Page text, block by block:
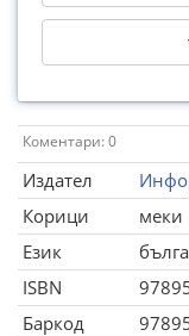
Коментари: 0
Издател
Корици
меки
Език
ISBN
Баркод